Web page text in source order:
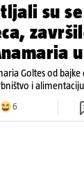
su
Goltes od
i
6